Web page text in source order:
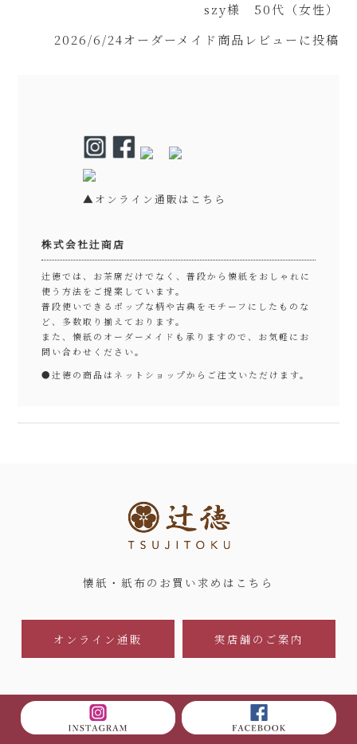
szy様 50代（女性）
2026/6/24オーダーメイド商品レビューに投稿
▲オンライン通販はこちら
株式会社辻商店
辻徳では、お茶席だけでなく、普段から懐紙をおしゃれに
使う方法をご提案しています。
普段使いできるポップな柄や古典をモチーフにしたものな
ど、多数取り揃えております。
また、懐紙のオーダーメイドも承りますので、お気軽にお
問い合わせください。
●辻徳の商品はネットショップからご注文いただけます。
懐紙・紙布のお買い求めはこちら
オンライン通販 実店舗のご案内